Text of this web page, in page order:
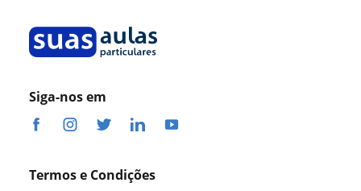
Siga-nos em
Termos e Condições